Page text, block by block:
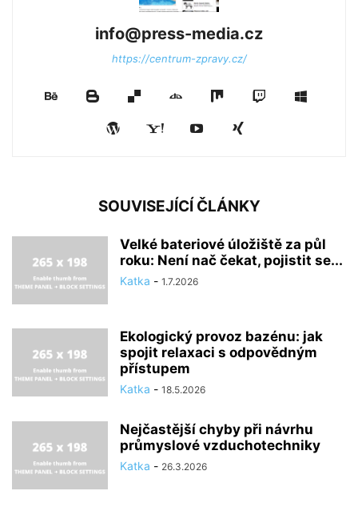
info@press-media.cz
https://centrum-zpravy.cz/
SOUVISEJÍCÍ ČLÁNKY
Velké bateriové úložiště za půl
roku: Není nač čekat, pojistit se...
Katka - 1.7.2026
Ekologický provoz bazénu: jak
spojit relaxaci s odpovědným
přístupem
Katka - 18.5.2026
Nejčastější chyby při návrhu
průmyslové vzduchotechniky
Katka - 26.3.2026